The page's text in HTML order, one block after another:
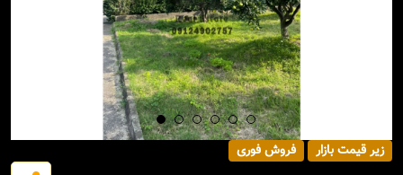
زیر قیمت بازار فروش فوری